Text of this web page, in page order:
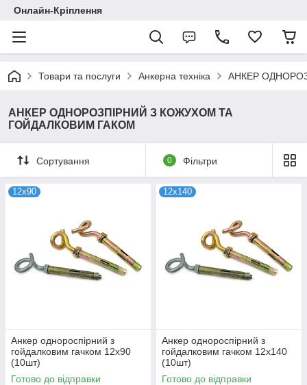
Онлайн-Кріплення
Товари та послуги Анкерна техніка АНКЕР
АНКЕР ОДНОРОЗПІРНИЙ З КОЖУХОМ ТА
ГОЙДАЛКОВИМ ГАКОМ
Сортування 0 Фільтри
12х90
Анкер однороспірний з
гойдалковим гачком 12х90
(10шт)
Готово до відправки
12х140
Анкер однороспірний з
гойдалковим гачком 12х140
(10шт)
Готово до відправки